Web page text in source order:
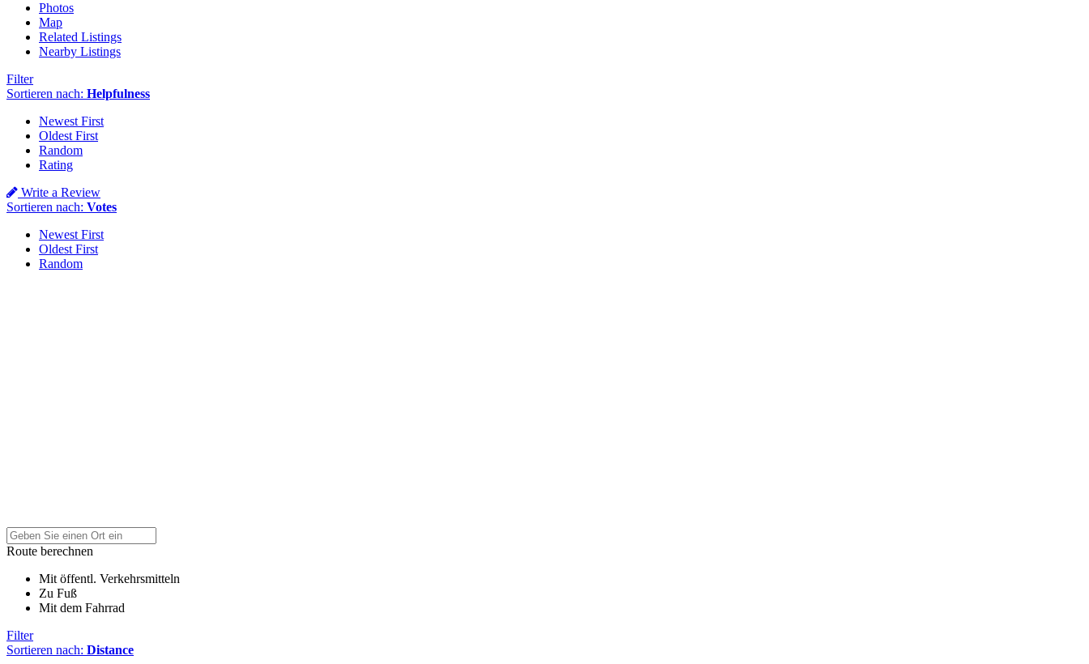
Photos
Map
Related Listings
Nearby Listings
Filter
Sortieren nach: Helpfulness
Newest First
Oldest First
Random
Rating
Write a Review
Sortieren nach: Votes
Newest First
Oldest First
Random
Route berechnen
Mit öffentl. Verkehrsmitteln
Zu Fuß
Mit dem Fahrrad
Filter
Sortieren nach: Distance